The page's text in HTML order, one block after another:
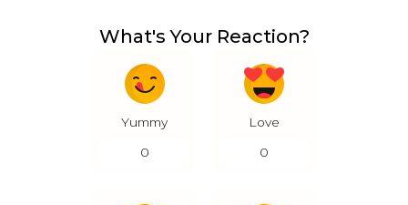
What's Your Reaction?
Yummy
0
Love
0